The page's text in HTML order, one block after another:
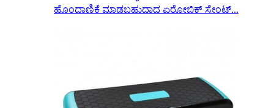
ಹೊಂದಾಣಿಕೆ ಮಾಡಬಹುದಾದ ಏರೋಬಿಕ್ ಸೇಂಟ್...